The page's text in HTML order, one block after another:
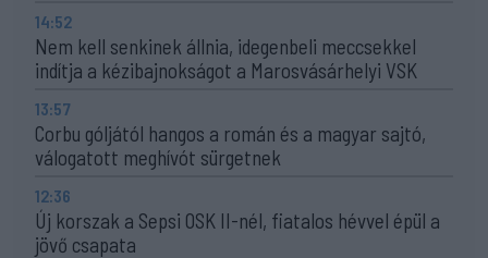
14:52
Nem kell senkinek állnia, idegenbeli meccsekkel
indítja a kézibajnokságot a Marosvásárhelyi VSK
13:57
Corbu góljától hangos a román és a magyar sajtó,
válogatott meghívót sürgetnek
12:36
Új korszak a Sepsi OSK II-nél, fiatalos hévvel épül a
jövő csapata